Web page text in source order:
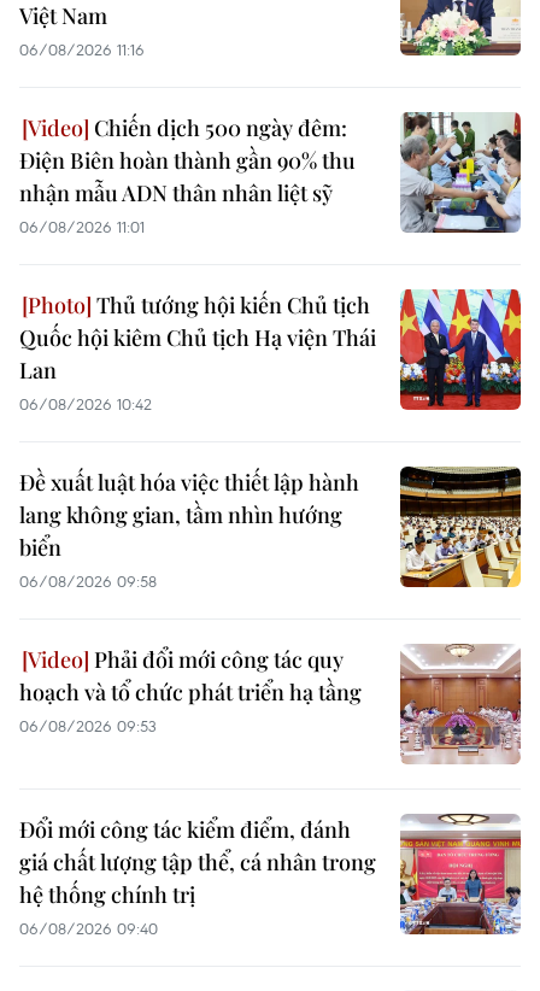
Việt Nam
06/08/2026 11:16
Chiến dịch 500 ngày đêm:
Điện Biên hoàn thành gần 90% thu
nhận mẫu ADN thân nhân liệt sỹ
06/08/2026 11:01
Thủ tướng hội kiến Chủ tịch
Quốc hội kiêm Chủ tịch Hạ viện Thái
Lan
06/08/2026 10:42
Đề xuất luật hóa việc thiết lập hành
lang không gian, tầm nhìn hướng
biển
06/08/2026 09:58
Phải đổi mới công tác quy
hoạch và tổ chức phát triển hạ tầng
06/08/2026 09:53
Đổi mới công tác kiểm điểm, đánh
giá chất lượng tập thể, cá nhân trong
hệ thống chính trị
06/08/2026 09:40